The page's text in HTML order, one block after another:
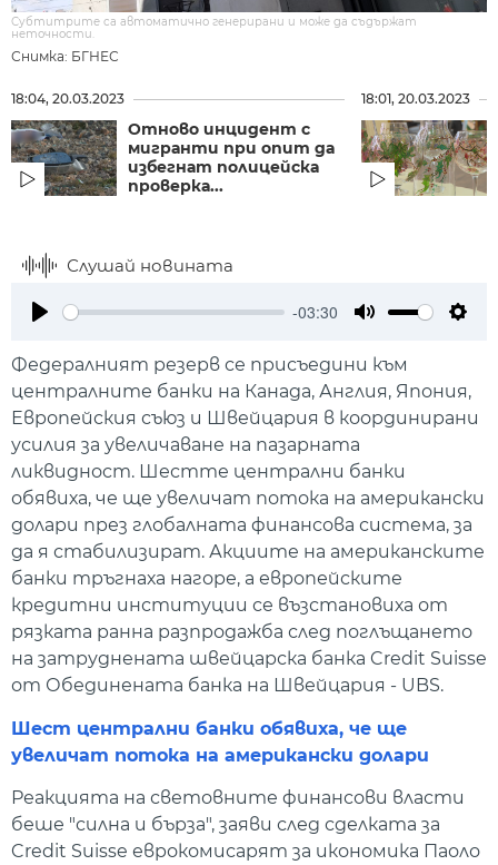
Снимка: БГНЕС
Субтитрите са автоматично генерирани и може да съдържат
неточности.
18:04, 20.03.2023
Отново инцидент с
мигранти при опит да
избегнат полицейска
проверка...
18:01, 20.03.2023
Слушай новината
-03:30
Федералният резерв се присъедини към
централните банки на Канада, Англия, Япония,
Европейския съюз и Швейцария в координирани
усилия за увеличаване на пазарната
ликвидност. Шестте централни банки
обявиха, че ще увеличат потока на американски
долари през глобалната финансова система, за
да я стабилизират. Акциите на американските
банки тръгнаха нагоре, а европейските
кредитни институции се възстановиха от
рязката ранна разпродажба след поглъщането
на затруднената швейцарска банка Credit Suisse
от Обединената банка на Швейцария - UBS.
Шест централни банки обявиха, че ще
увеличат потока на американски долари
Реакцията на световните финансови власти
беше "силна и бърза", заяви след сделката за
Credit Suisse еврокомисарят за икономика Паоло